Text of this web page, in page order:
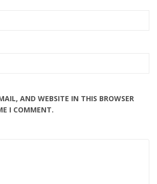
AND WEBSITE IN THIS BROWSER
I COMMENT.